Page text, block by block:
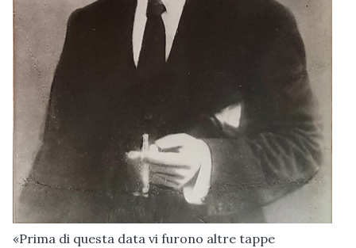
«Prima di questa data vi furono altre tappe